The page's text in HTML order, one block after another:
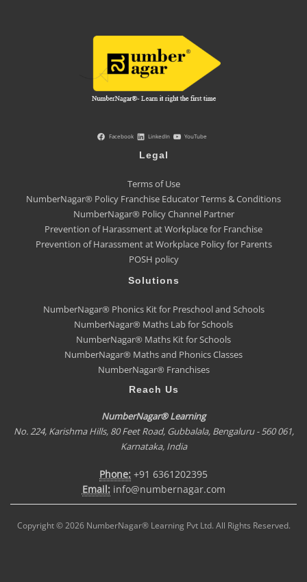
Facebook LinkedIn YouTube
Legal
Terms of Use
NumberNagar® Policy Franchise Educator Terms & Conditions
NumberNagar® Policy Channel Partner
Prevention of Harassment at Workplace for Franchise
Prevention of Harassment at Workplace Policy for Parents
POSH policy
Solutions
NumberNagar® Phonics Kit for Preschool and Schools
NumberNagar® Maths Lab for Schools
NumberNagar® Maths Kit for Schools
NumberNagar® Maths and Phonics Classes
NumberNagar® Franchises
Reach Us
NumberNagar® Learning
No. 224, Karishma Hills, 80 Feet Road, Gubbalala, Bengaluru - 560 061,
Karnataka, India
Phone: +91 6361202395
Email:info@numbernagar.com
Copyright © 2026 NumberNagar® Learning Pvt Ltd. All Rights Reserved.